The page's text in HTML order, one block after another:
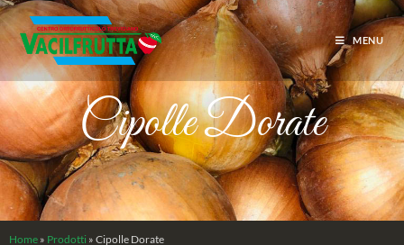
MENU
Cipolle Dorate
Home » Prodotti » Cipolle Dorate